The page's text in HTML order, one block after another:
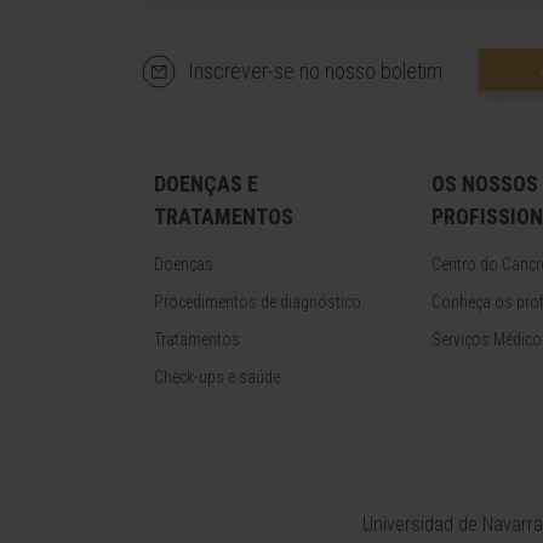
Inscrever-se no nosso boletim
DOENÇAS E
TRATAMENTOS
Doenças
Procedimentos de diagnóstico
Tratamentos
Check-ups e saúde
OS NOSSOS
Centro do
Conheça os
Serviços
Universidad de Navarra